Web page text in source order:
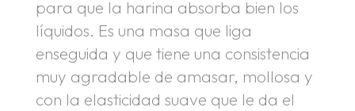
para que la harina absorba bien los
líquidos. Es una masa que liga
enseguida y que tiene una consistencia
muy agradable de amasar, mollosa y
con la elasticidad suave que le da el